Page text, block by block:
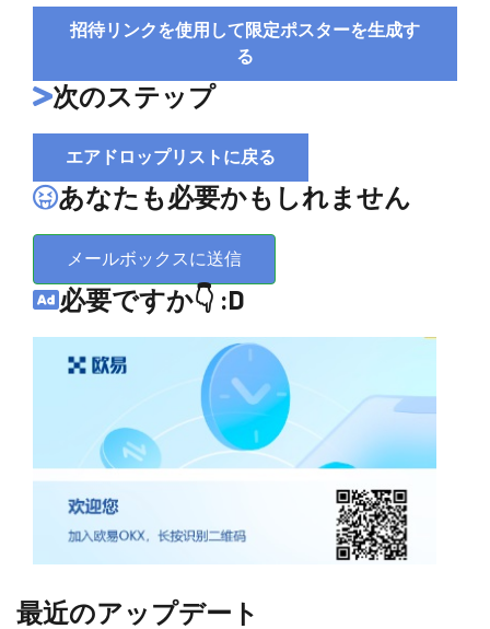
招待リンクを使用して限定ポスターを生成す
る
次のステップ
エアドロップリストに戻る
あなたも必要かもしれません
メールボックスに送信
必要ですか👇 :D
最近のアップデート